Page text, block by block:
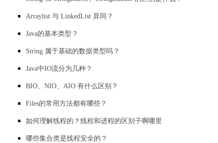
Arraylist 与 LinkedList 异同？
Java的基本类型？
String 属于基础的数据类型吗？
Java中IO流分为几种？
BIO、NIO、AIO 有什么区别？
Files的常用方法都有哪些？
如何理解线程的？线程和进程的区别子啊哪里
哪些集合类是线程安全的？